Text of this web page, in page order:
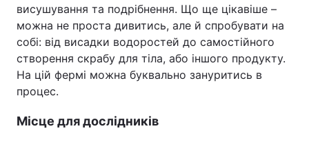
висушування та подрібнення. Що ще цікавіше –
можна не проста дивитись, але й спробувати на
собі: від висадки водоростей до самостійного
створення скрабу для тіла, або іншого продукту.
На цій фермі можна буквально зануритись в
процес.
Місце для дослідників